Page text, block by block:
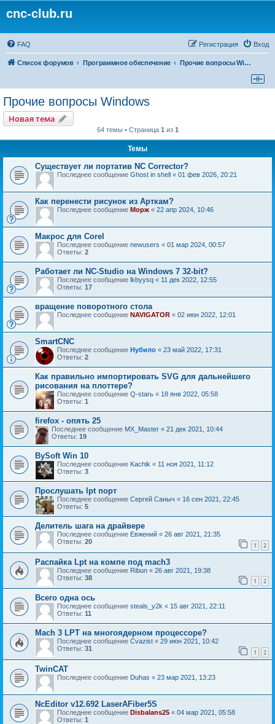
cnc-club.ru
FAQ Вход
Регистрация
Список форумов Программное обеспечение Прочие вопросы Windows
Прочие вопросы Windows
Новая тема
64 темы • Страница 1 из 1
Темы
Существует ли портатив NC Corrector?
Последнее сообщение Ghost in shell « 01 фев 2026, 20:21
Как перенести рисунок из Арткам?
Последнее сообщение Морж « 22 апр 2024, 10:46
Макрос для Corel
Последнее сообщение newusers « 01 мар 2024, 00:57
Ответы: 2
Работает ли NC-Studio на Windows 7 32-bit?
Последнее сообщение lkbyysq « 11 дек 2022, 12:55
Ответы: 17
вращение поворотного стола
Последнее сообщение NAVIGATOR « 02 июн 2022, 12:01
SmartCNC
Последнее сообщение Нубило « 23 май 2022, 17:31
Ответы: 2
Как правильно импортировать SVG для дальнейшего
рисования на плоттере?
Последнее сообщение Q-starь « 18 янв 2022, 05:58
Ответы: 1
firefox - опять 25
Последнее сообщение MX_Master « 21 дек 2021, 10:44
Ответы: 19
BySoft Win 10
Последнее сообщение Kachik « 11 ноя 2021, 11:12
Ответы: 3
Прослушать lpt порт
Последнее сообщение Сергей Саныч « 16 сен 2021, 22:45
Ответы: 5
Делитель шага на драйвере
Последнее сообщение Евжений « 26 авг 2021, 21:35
Ответы: 20 1 2
Распайка Lpt на компе под mach3
Последнее сообщение Ribun « 26 авг 2021, 19:38
Ответы: 38 1 2
Всего одна ось
Последнее сообщение steals_y2k « 15 авг 2021, 22:11
Ответы: 11
Mach 3 LPT на многоядерном процессоре?
Последнее сообщение Cvazist « 29 июн 2021, 10:42
Ответы: 31 1 2
TwinCAT
Последнее сообщение Duhas « 23 мар 2021, 13:23
NcEditor v12.692 LaserAFiber5S
Последнее сообщение Disbalans25 « 04 мар 2021, 05:58
Ответы: 1